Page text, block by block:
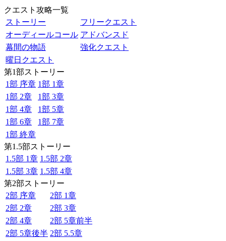
クエスト攻略一覧
ストーリー
フリークエスト
オーディールコール アドバンスド
幕間の物語
強化クエスト
曜日クエスト
第1部ストーリー
1部 序章 1部 1章
1部 2章
1部 3章
1部 4章
1部 5章
1部 6章
1部 7章
1部 終章
第1.5部ストーリー
1.5部 1章 1.5部 2章
1.5部 3章 1.5部 4章
第2部ストーリー
2部 序章
2部 1章
2部 2章
2部 3章
2部 4章
2部 5章前半
2部 5章後半 2部 5.5章